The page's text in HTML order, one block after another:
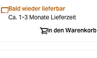
Bald wieder lieferbar
Ca. 1-3 Monate Lieferzeit
In den Warenkorb